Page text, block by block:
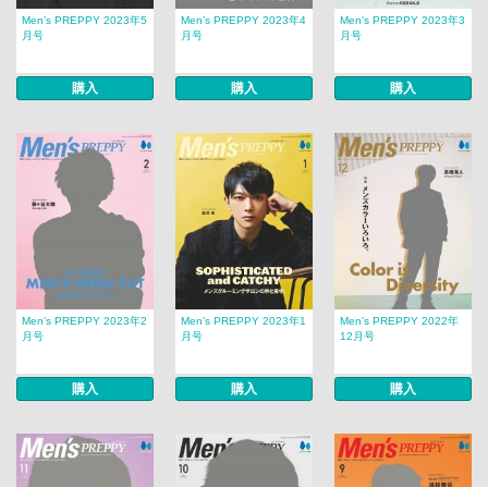
Men’s PREPPY 2023年5
月号
購入
Men’s PREPPY 2023年4
月号
購入
Men’s PREPPY 2023年3
月号
購入
Men’s PREPPY 2023年2
月号
購入
Men’s PREPPY 2023年1
月号
購入
Men’s PREPPY 2022年
12月号
購入